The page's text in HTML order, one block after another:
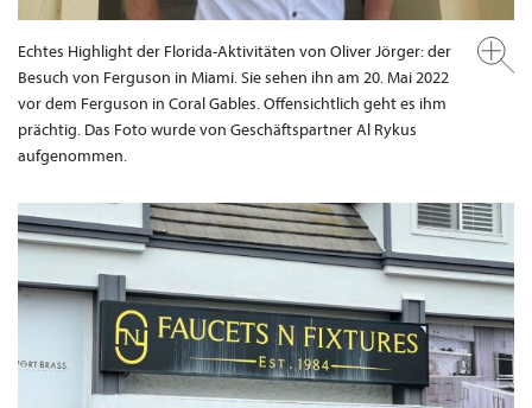
Echtes Highlight der Florida-Aktivitäten von Oliver Jörger: der
Besuch von Ferguson in Miami. Sie sehen ihn am 20. Mai 2022
vor dem Ferguson in Coral Gables. Offensichtlich geht es ihm
prächtig. Das Foto wurde von Geschäftspartner Al Rykus
aufgenommen.